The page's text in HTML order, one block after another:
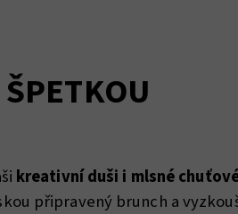
kreativní duši i mlsné
připravený brunch a